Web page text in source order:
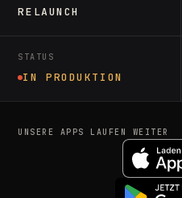
RELAUNCH
STATUS
IN PRODUKTION
UNSERE APPS LAUFEN WEITER